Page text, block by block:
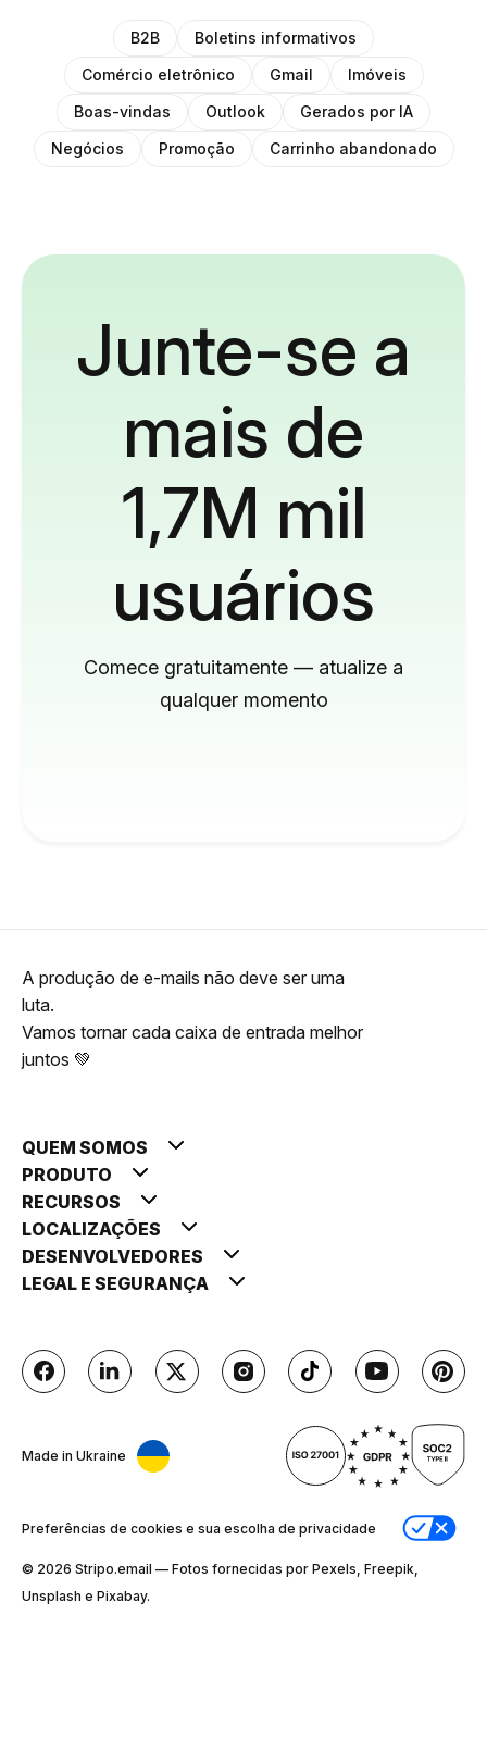
B2B
Boletins informativos
Comércio eletrônico
Gmail
Imóveis
Boas-vindas
Outlook
Gerados por IA
Negócios
Promoção Carrinho abandonado
Junte-se a
mais de
1,7M mil
usuários
Comece gratuitamente — atualize a
qualquer momento
A produção de e-mails não deve ser uma
luta.
Vamos tornar cada caixa de entrada melhor
juntos 💚
QUEM SOMOS
PRODUTO
RECURSOS
LOCALIZAÇÕES
DESENVOLVEDORES
LEGAL E SEGURANÇA
Made in Ukraine
Preferências de cookies e sua escolha de privacidade
© 2026 Stripо.email — Fotos fornecidas por Pexels, Freepik,
Unsplash e Pixabay.